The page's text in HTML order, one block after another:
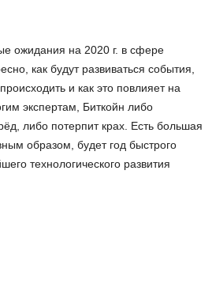
ожидания на 2020 г. в сфере
как будут развиваться события,
и как это повлияет на
экспертам, Биткойн либо
либо потерпит крах. Есть большая
образом, будет год быстрого
технологического развития